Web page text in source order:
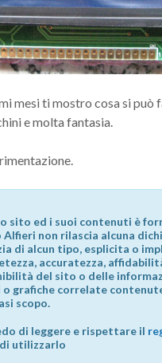
mesi ti mostro cosa si può
e molta fantasia.
sito ed i suoi contenuti è
Alfieri non rilascia alcuna
di alcun tipo, esplicita o
accuratezza,
del sito o delle
o grafiche correlate
scopo.
di leggere e rispettare il
utilizzarlo